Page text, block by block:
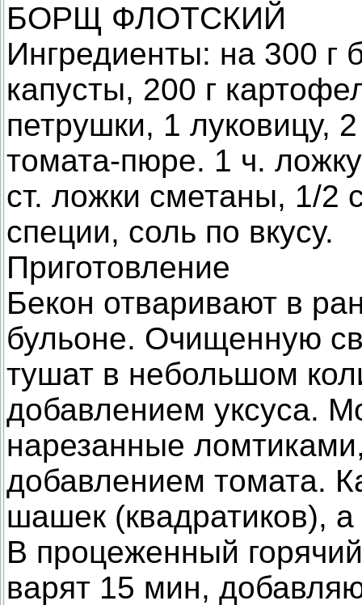
БОРЩ ФЛОТСКИЙ
Ингредиенты: на 300 г
капусты, 200 г
петрушки, 1 луковицу,
томата-пюре. 1 ч.
ст. ложки сметаны, 1/2
специи, соль по вкусу.
Приготовление
Бекон отваривают в
бульоне. Очищенную
тушат в небольшом
добавлением уксуса.
нарезанные
добавлением томата.
шашек (квадратиков),
В процеженный
варят 15 мин,